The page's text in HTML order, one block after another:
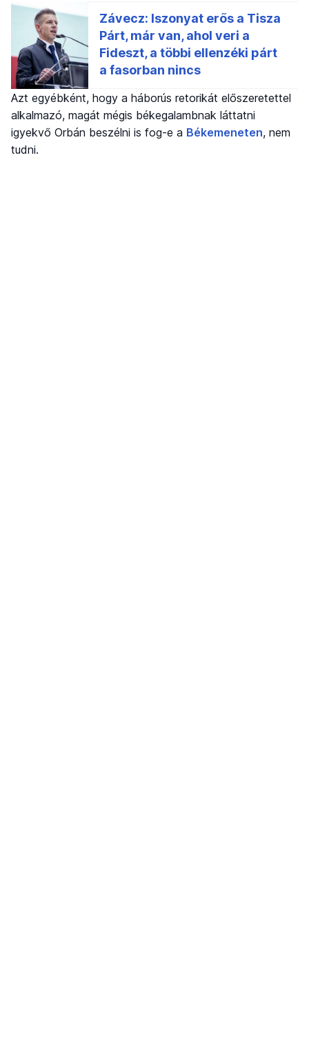
Azt egyébként, hogy a háborús retorikát előszeretettel
alkalmazó, magát mégis békegalambnak láttatni
igyekvő Orbán beszélni is fog-e a Békemeneten, nem
tudni.